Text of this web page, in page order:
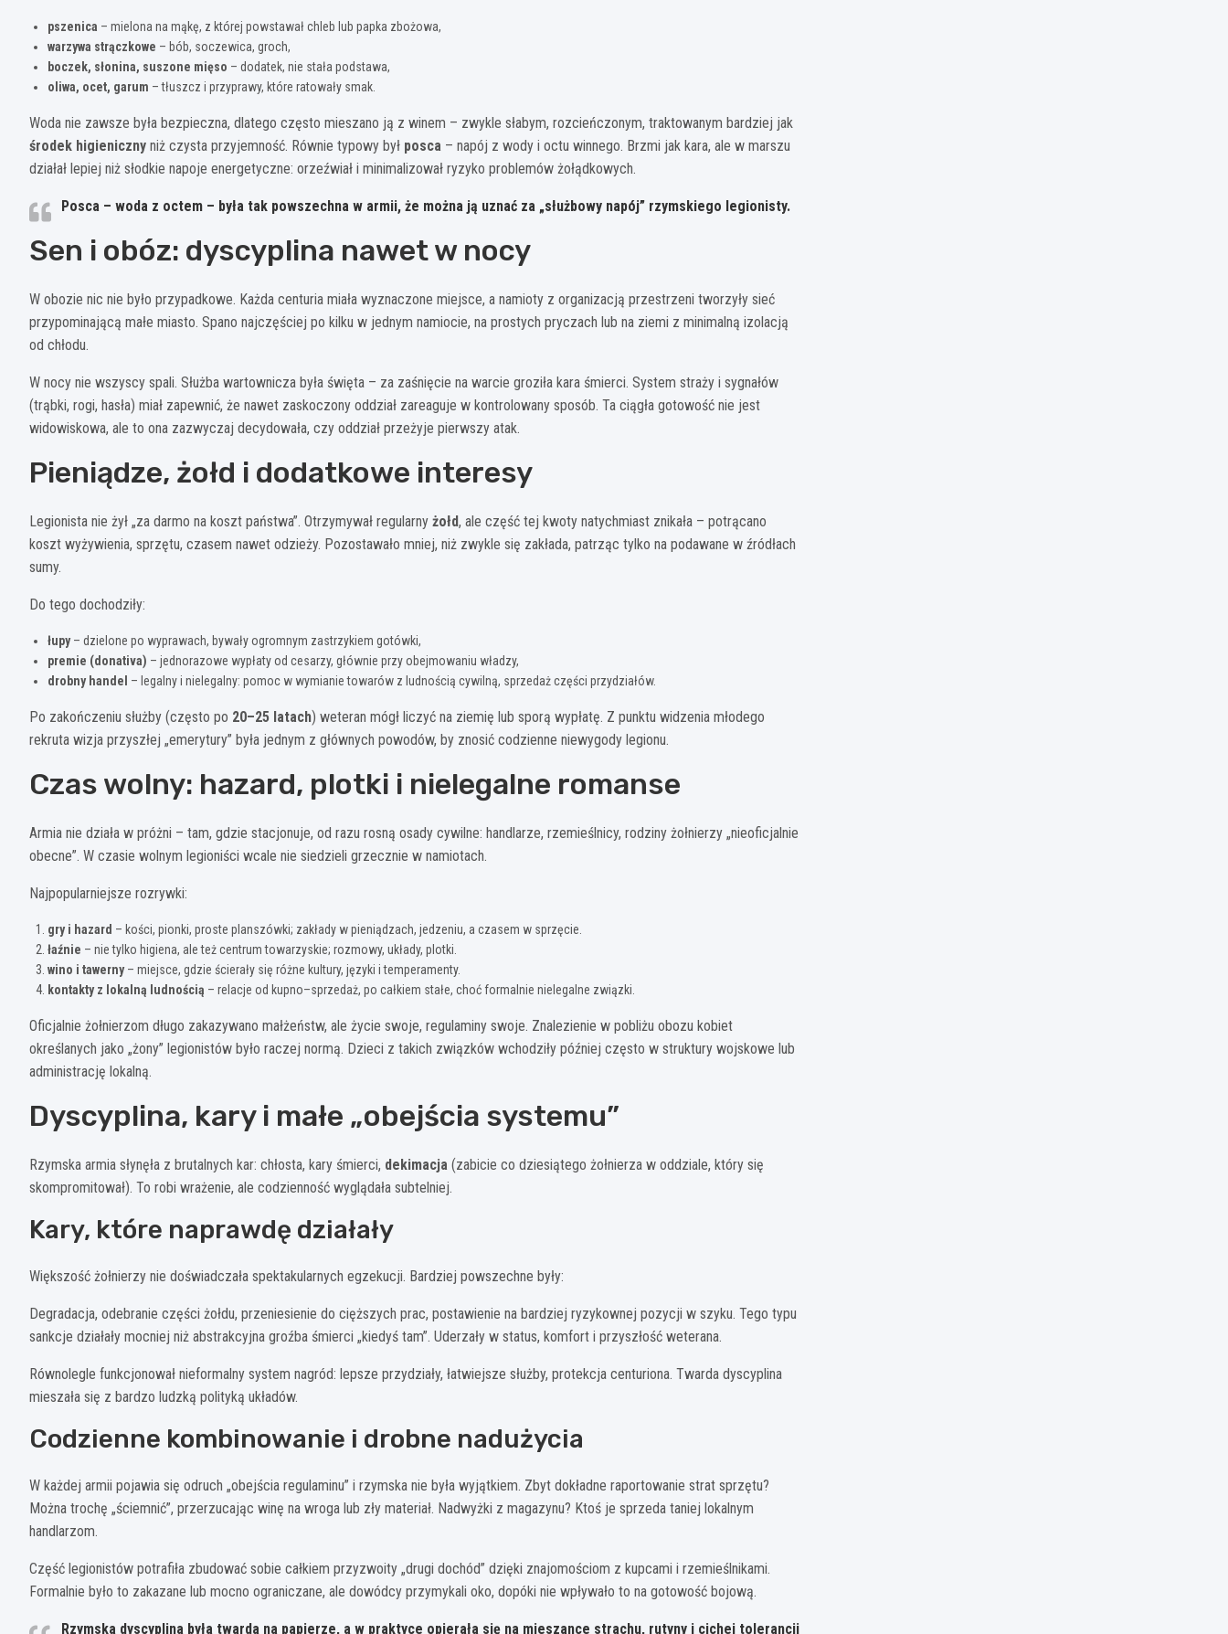
pszenica – mielona na mąkę, z której powstawał chleb lub papka zbożowa,
warzywa strączkowe – bób, soczewica, groch,
boczek, słonina, suszone mięso – dodatek, nie stała podstawa,
oliwa, ocet, garum – tłuszcz i przyprawy, które ratowały smak.
Woda nie zawsze była bezpieczna, dlatego często mieszano ją z winem – zwykle słabym, rozcieńczonym, traktowanym bardziej jak
środek higieniczny niż czysta przyjemność. Równie typowy był posca – napój z wody i octu winnego. Brzmi jak kara, ale w marszu
działał lepiej niż słodkie napoje energetyczne: orzeźwiał i minimalizował ryzyko problemów żołądkowych.
Posca – woda z octem – była tak powszechna w armii, że można ją uznać za „służbowy napój” rzymskiego legionisty.
Sen i obóz: dyscyplina nawet w nocy
W obozie nic nie było przypadkowe. Każda centuria miała wyznaczone miejsce, a namioty z organizacją przestrzeni tworzyły sieć
przypominającą małe miasto. Spano najczęściej po kilku w jednym namiocie, na prostych pryczach lub na ziemi z minimalną izolacją
od chłodu.
W nocy nie wszyscy spali. Służba wartownicza była święta – za zaśnięcie na warcie groziła kara śmierci. System straży i sygnałów
(trąbki, rogi, hasła) miał zapewnić, że nawet zaskoczony oddział zareaguje w kontrolowany sposób. Ta ciągła gotowość nie jest
widowiskowa, ale to ona zazwyczaj decydowała, czy oddział przeżyje pierwszy atak.
Pieniądze, żołd i dodatkowe interesy
Legionista nie żył „za darmo na koszt państwa”. Otrzymywał regularny żołd, ale część tej kwoty natychmiast znikała – potrącano
koszt wyżywienia, sprzętu, czasem nawet odzieży. Pozostawało mniej, niż zwykle się zakłada, patrząc tylko na podawane w źródłach
sumy.
Do tego dochodziły:
łupy– dzielone po wyprawach, bywały ogromnym zastrzykiem gotówki,
premie (donativa) – jednorazowe wypłaty od cesarzy, głównie przy obejmowaniu władzy,
drobny handel – legalny i nielegalny: pomoc w wymianie towarów z ludnością cywilną, sprzedaż części przydziałów.
Po zakończeniu służby (często po 20–25 latach) weteran mógł liczyć na ziemię lub sporą wypłatę. Z punktu widzenia młodego
rekruta wizja przyszłej „emerytury” była jednym z głównych powodów, by znosić codzienne niewygody legionu.
Czas wolny: hazard, plotki i nielegalne romanse
Armia nie działa w próżni – tam, gdzie stacjonuje, od razu rosną osady cywilne: handlarze, rzemieślnicy, rodziny żołnierzy „nieoficjalnie
obecne”. W czasie wolnym legioniści wcale nie siedzieli grzecznie w namiotach.
Najpopularniejsze rozrywki:
gry i hazard – kości, pionki, proste planszówki; zakłady w pieniądzach, jedzeniu, a czasem w sprzęcie.
łaźnie – nie tylko higiena, ale też centrum towarzyskie; rozmowy, układy, plotki.
wino i tawerny– miejsce, gdzie ścierały się różne kultury, języki i temperamenty.
kontakty z lokalną ludnością – relacje od kupno–sprzedaż, po całkiem stałe, choć formalnie nielegalne związki.
Oficjalnie żołnierzom długo zakazywano małżeństw, ale życie swoje, regulaminy swoje. Znalezienie w pobliżu obozu kobiet
określanych jako „żony” legionistów było raczej normą. Dzieci z takich związków wchodziły później często w struktury wojskowe lub
administrację lokalną.
Dyscyplina, kary i małe „obejścia systemu”
Rzymska armia słynęła z brutalnych kar: chłosta, kary śmierci, dekimacja (zabicie co dziesiątego żołnierza w oddziale, który się
skompromitował). To robi wrażenie, ale codzienność wyglądała subtelniej.
Kary, które naprawdę działały
Większość żołnierzy nie doświadczała spektakularnych egzekucji. Bardziej powszechne były:
Degradacja, odebranie części żołdu, przeniesienie do cięższych prac, postawienie na bardziej ryzykownej pozycji w szyku. Tego typu
sankcje działały mocniej niż abstrakcyjna groźba śmierci „kiedyś tam”. Uderzały w status, komfort i przyszłość weterana.
Równolegle funkcjonował nieformalny system nagród: lepsze przydziały, łatwiejsze służby, protekcja centuriona. Twarda dyscyplina
mieszała się z bardzo ludzką polityką układów.
Codzienne kombinowanie i drobne nadużycia
W każdej armii pojawia się odruch „obejścia regulaminu” i rzymska nie była wyjątkiem. Zbyt dokładne raportowanie strat sprzętu?
Można trochę „ściemnić”, przerzucając winę na wroga lub zły materiał. Nadwyżki z magazynu? Ktoś je sprzeda taniej lokalnym
handlarzom.
Część legionistów potrafiła zbudować sobie całkiem przyzwoity „drugi dochód” dzięki znajomościom z kupcami i rzemieślnikami.
Formalnie było to zakazane lub mocno ograniczane, ale dowódcy przymykali oko, dopóki nie wpływało to na gotowość bojową.
Rzymska dyscyplina była twarda na papierze, a w praktyce opierała się na mieszance strachu, rutyny i cichej tolerancji